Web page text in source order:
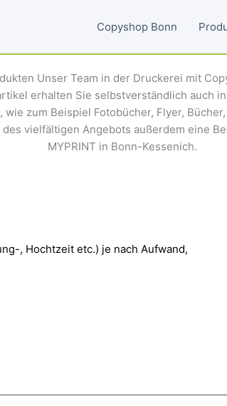
Copyshop Bonn
Unser Team in der Druckerei mit
erhalten Sie selbstverständlich auch
zum Beispiel Fotobücher, Flyer,
vielfältigen Angebots außerdem eine
MYPRINT in Bonn-Kessenich.
, Hochtzeit etc.) je nach Aufwand,